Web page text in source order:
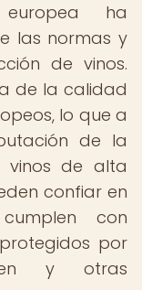
ha
las normas y
de vinos.
de la calidad
lo que a
de la
vinos de alta
confiar en
con
por
y otras